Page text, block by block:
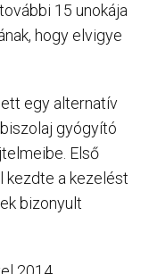
15 unokája
hogy elvigye
egy alternatív
gyógyító
Első
kezdte a kezelést
bizonyult